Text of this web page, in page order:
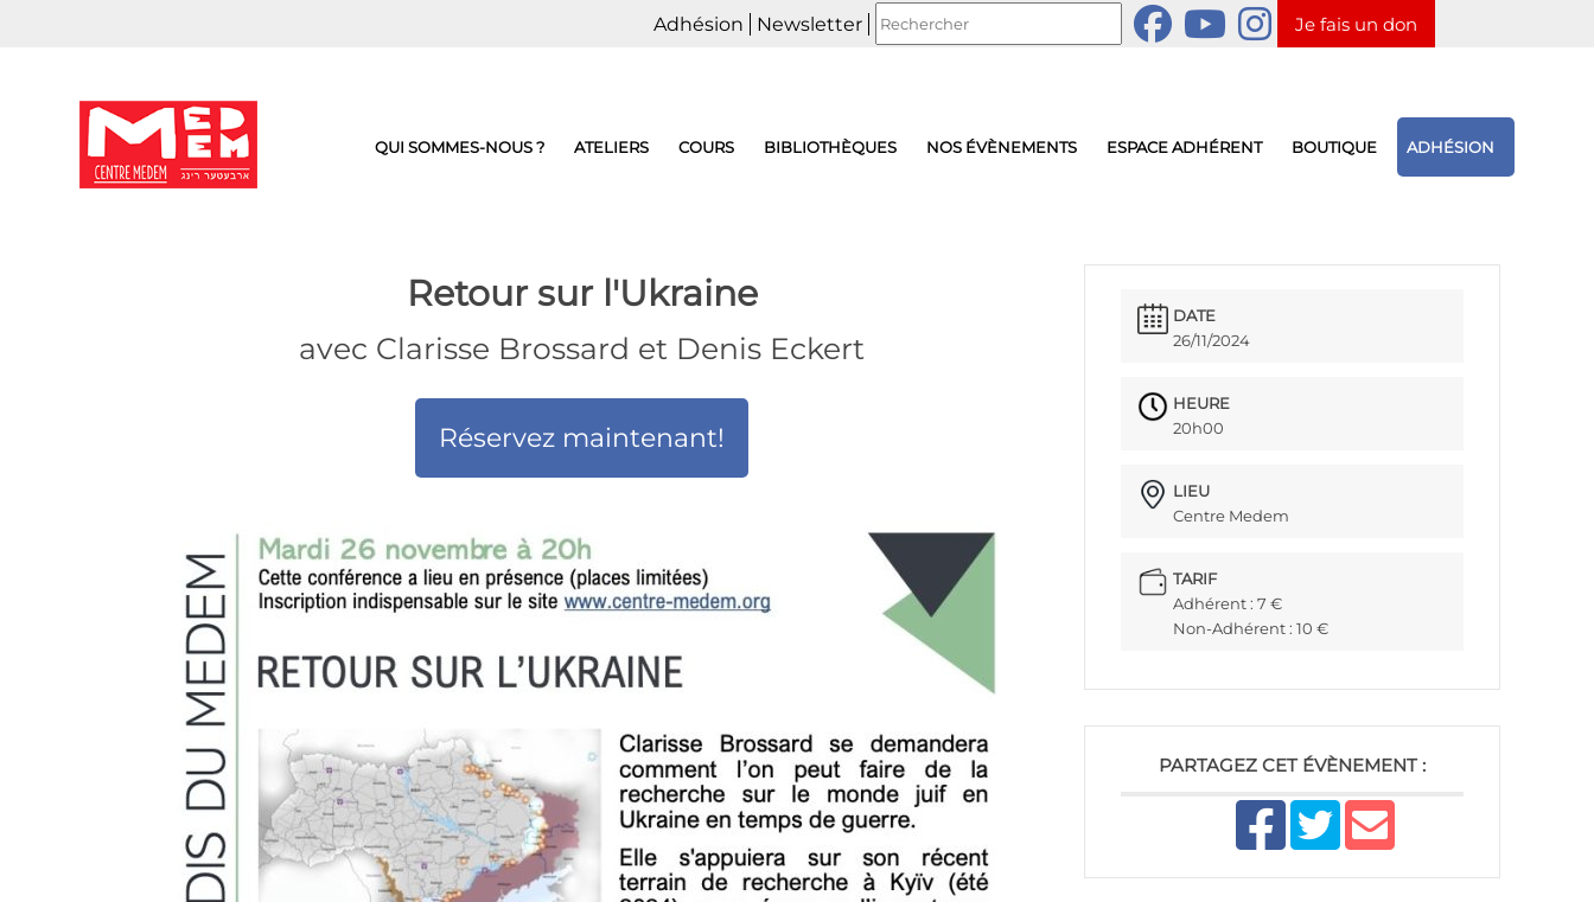
Adhésion Newsletter Je fais un don
QUI SOMMES-NOUS ? ATELIERS COURS BIBLIOTHÈQUES NOS ÉVÈNEMENTS ESPACE ADHÉRENT BOUTIQUE ADHÉSION
Retour sur l'Ukraine
avec Clarisse Brossard et Denis Eckert
Réservez maintenant!
DATE
26/11/2024
HEURE
20h00
LIEU
Centre Medem
TARIF
Adhérent : 7 €
Non-Adhérent : 10 €
PARTAGEZ CET ÉVÈNEMENT :